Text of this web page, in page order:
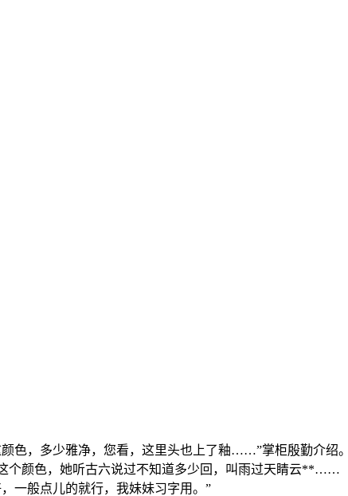
色，多少雅净，您看，这里头也上了釉……”掌柜殷勤介绍。
个颜色，她听古六说过不知道多少回，叫雨过天睛云**……
一般点儿的就行，我妹妹习字用。”